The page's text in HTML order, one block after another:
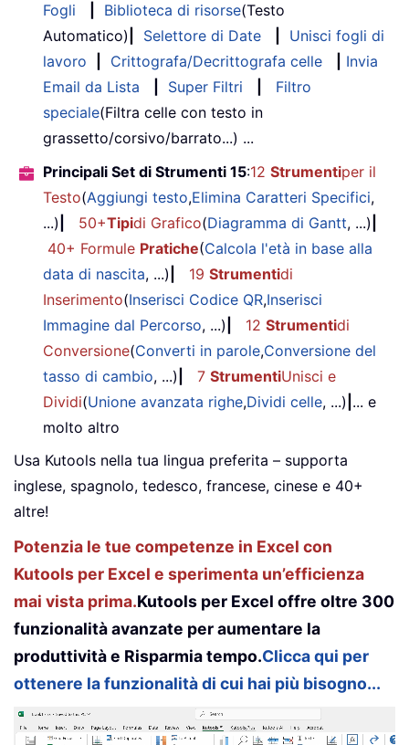
Fogli
Biblioteca di risorse(Testo
Automatico)
Selettore di Date
Unisci fogli di
lavoro
Crittografa/Decrittografa celle
Invia
Email da Lista
Super Filtri
Filtro
speciale(Filtra celle con testo in
grassetto/corsivo/barrato...) ...
Principali Set di Strumenti 15:12 Strumentiper il
Testo(Aggiungi testo,Elimina Caratteri Specifici,
...)
50+Tipidi Grafico(Diagramma di Gantt, ...)
40+ Formule Pratiche(Calcola l'età in base alla
data di nascita, ...) 19 Strumentidi
Inserimento(Inserisci Codice QR,Inserisci
Immagine dal Percorso, ...) 12 Strumentidi
Conversione(Converti in parole,Conversione del
tasso di cambio, ...) 7 StrumentiUnisci e
Dividi(Unione avanzata righe,Dividi celle, ...) ... e
molto altro
Usa Kutools nella tua lingua preferita – supporta
inglese, spagnolo, tedesco, francese, cinese e 40+
altre!
Potenzia le tue competenze in Excel con
Kutools per Excel e sperimenta un’efficienza
mai vista prima.Kutools per Excel offre oltre 300
funzionalità avanzate per aumentare la
produttività e Risparmia tempo.Clicca qui per
ottenere la funzionalità di cui hai più bisogno...